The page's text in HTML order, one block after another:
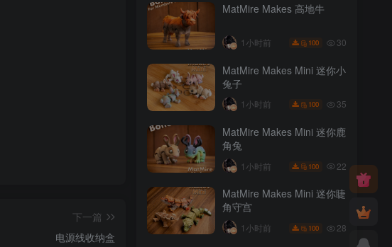
下一篇
电源线收纳盒
MatMire Makes 高地牛
1小时前 100 30
MatMire Makes Mini 迷你小
兔子
1小时前 100 35
MatMire Makes Mini 迷你鹿
角兔
1小时前 100 22
MatMire Makes Mini 迷你睫
角守宫
1小时前 100 28